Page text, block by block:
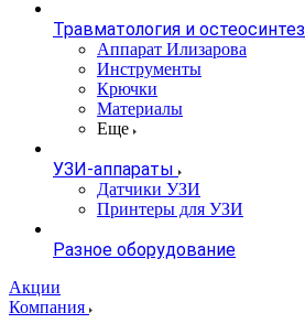
Травматология и остеосинтез
Аппарат Илизарова
Инструменты
Крючки
Материалы
Еще
УЗИ-аппараты
Датчики УЗИ
Принтеры для УЗИ
Разное оборудование
Акции
Компания